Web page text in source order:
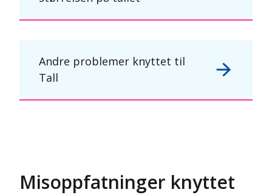
Andre problemer knyttet til
Tall
Misoppfatninger knyttet